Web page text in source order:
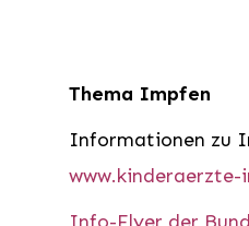
Thema Impfen
Informationen zu
www.kinderaerzte-